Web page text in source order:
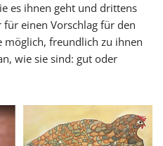
es ihnen geht und drittens
einen Vorschlag für den
möglich, freundlich zu ihnen
wie sie sind: gut oder